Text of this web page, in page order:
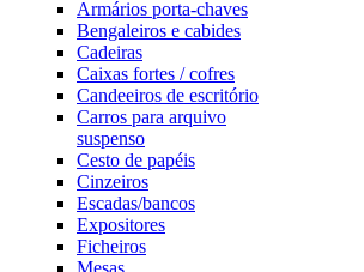
Armários porta-chaves
Bengaleiros e cabides
Cadeiras
Caixas fortes / cofres
Candeeiros de escritório
Carros para arquivo
suspenso
Cesto de papéis
Cinzeiros
Escadas/bancos
Expositores
Ficheiros
Mesas